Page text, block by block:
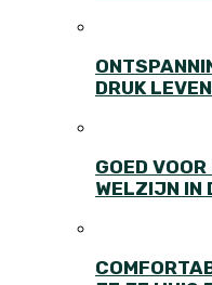
DRUK LEVEN
GOED
WELZIJN IN